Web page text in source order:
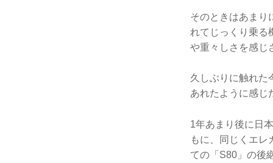
そのときはあまり
れてじっくり乗る
や重々しさを感じ
久しぶりに触れた
あれたように感じ
1年あまり後に日
もに、同じくエレ
ての「S80」の後